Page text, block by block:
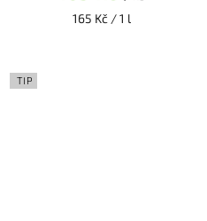
165 Kč / 1 l
TIP